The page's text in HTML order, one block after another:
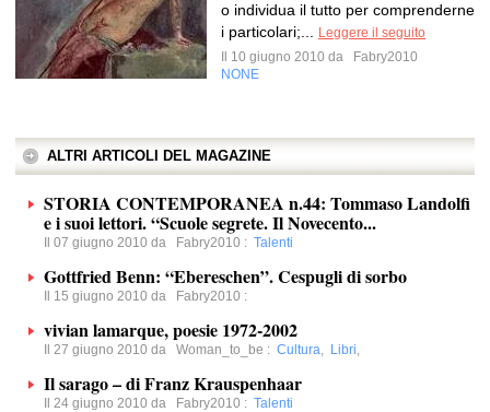
o individua il tutto per comprenderne
i particolari;...
Leggere il seguito
Il 10 giugno 2010 da
Fabry2010
NONE
ALTRI ARTICOLI DEL MAGAZINE
STORIA CONTEMPORANEA n.44: Tommaso Landolfi
e i suoi lettori. “Scuole segrete. Il Novecento...
Il 07 giugno 2010 da Fabry2010 : Talenti
Gottfried Benn: “Ebereschen”. Cespugli di sorbo
Il 15 giugno 2010 da Fabry2010 :
vivian lamarque, poesie 1972-2002
Il 27 giugno 2010 da Woman_to_be : Cultura, Libri,
Il sarago – di Franz Krauspenhaar
Il 24 giugno 2010 da Fabry2010 : Talenti